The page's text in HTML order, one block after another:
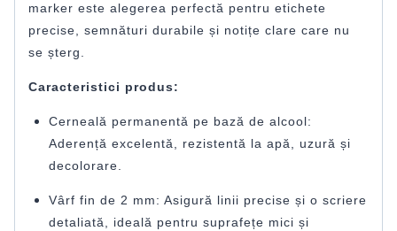
marker este alegerea perfectă pentru etichete
precise, semnături durabile și notițe clare care nu
se șterg.
Caracteristici produs:
Cerneală permanentă pe bază de alcool:
Aderență excelentă, rezistentă la apă, uzură și
decolorare.
Vârf fin de 2 mm: Asigură linii precise și o scriere
detaliată, ideală pentru suprafețe mici și